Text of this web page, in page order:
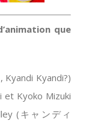
que
Kyandi Kyandi?)
et Kyoko Mizuki
(キャンディ